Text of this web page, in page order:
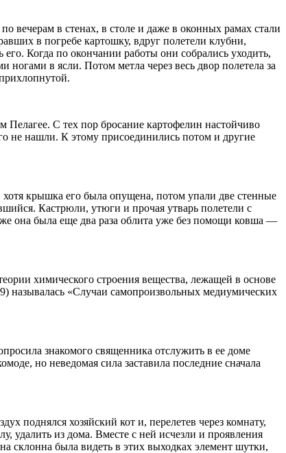
вечерам в стенах, в столе и даже в оконных рамах стали
в погребе картошку, вдруг полетели клубни,
Когда по окончании работы они собрались уходить,
в ясли. Потом метла через весь двор полетела за
Пелагее. С тех пор бросание картофелин настойчиво
не нашли. К этому присоединились потом и другие
крышка его была опущена, потом упали две стенные
Кастрюли, утюги и прочая утварь полетели с
она была еще два раза облита уже без помощи ковша —
химического строения вещества, лежащей в основе
называлась «Случаи самопроизвольных медиумических
знакомого священника отслужить в ее доме
но неведомая сила заставила последние сначала
поднялся хозяйский кот и, перелетев через комнату,
удалить из дома. Вместе с ней исчезли и проявления
склонна была видеть в этих выходках элемент шутки,